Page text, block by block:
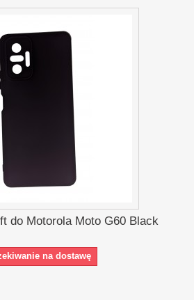
do Motorola Moto G60 Black
na dostawę